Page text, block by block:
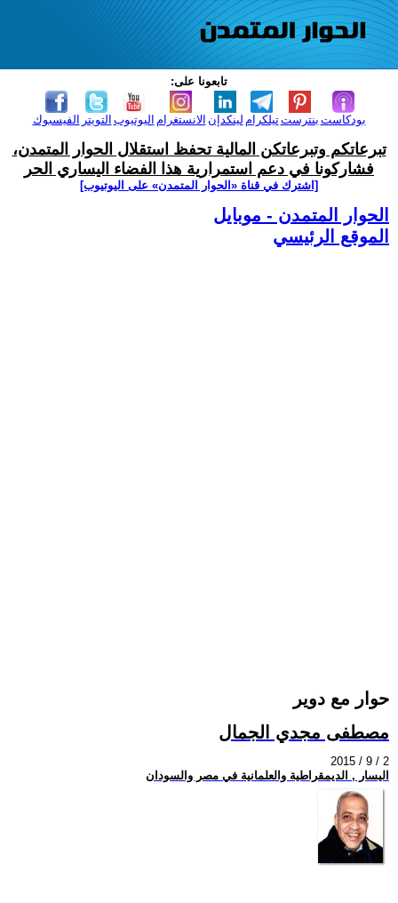
تابعونا على:
الفيسبوك التويتر اليوتيوب الانستغرام لينكدإن تيلكرامبنترست بودكاست
تبرعاتكم وتبرعاتكن المالية تحفظ استقلال الحوار المتمدن،
فشاركونا في دعم استمرارية هذا الفضاء اليساري الحر
[اشترك في قناة ‫«الحوار المتمدن» على اليوتيوب]
الحوار المتمدن - موبايل
الموقع الرئيسي
حوار مع دوير
مصطفى مجدي الجمال
2015 / 9 / 2
اليسار , الديمقراطية والعلمانية في مصر والسودان